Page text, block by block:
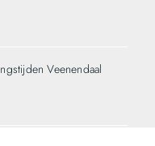
Veenendaal